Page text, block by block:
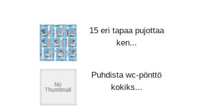
15 eri tapaa pujottaa
ken...
Puhdista wc-pönttö
kokiks...